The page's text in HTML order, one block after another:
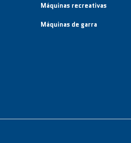
Máquinas recreativas
Máquinas de garra